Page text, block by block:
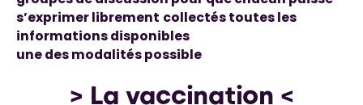
s’exprimer librement collectés toutes les
informations disponibles
une des modalités possible
> La vaccination <